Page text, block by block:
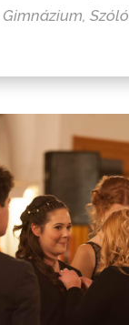
Gimnázium